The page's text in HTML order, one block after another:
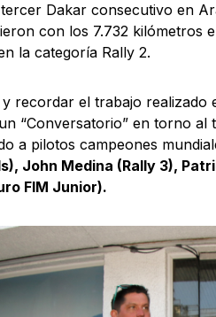
Dakar consecutivo en
con los 7.732 kilómetros
la categoría Rally 2.
recordar el trabajo realizado
“Conversatorio” en torno
a pilotos campeones
John Medina (Rally 3),
FIM Junior).